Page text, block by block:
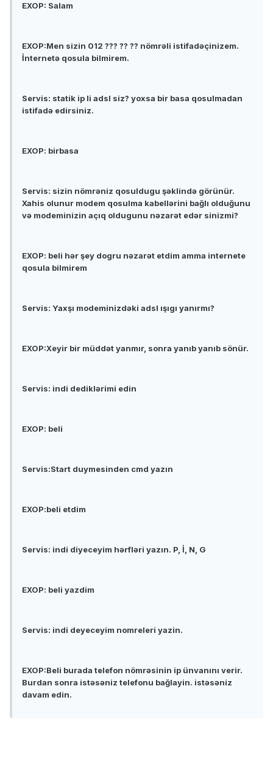
EXOP: Salam
EXOP:Men sizin 012 ??? ?? ?? nömrəli istifadəçinizem.
İnternetə qosula bilmirem.
Servis: statik ip li adsl siz? yoxsa bir basa qosulmadan
istifadə edirsiniz.
EXOP: birbasa
Servis: sizin nömrəniz qosuldugu şəklində görünür.
Xahis olunur modem qosulma kabellərini bağlı olduğunu
və modeminizin açıq oldugunu nəzarət edər sinizmi?
EXOP: beli hər şey dogru nəzarət etdim amma internete
qosula bilmirem
Servis: Yaxşı modeminizdəki adsl ışıgı yanırmı?
EXOP:Xeyir bir müddət yanmır, sonra yanıb yanıb sönür.
Servis: indi dediklərimi edin
EXOP: beli
Servis:Start duymesinden cmd yazın
EXOP:beli etdim
Servis: indi diyeceyim hərfləri yazın. P, İ, N, G
EXOP: beli yazdim
Servis: indi deyeceyim nomreleri yazin.
EXOP:Beli burada telefon nömrəsinin ip ünvanını verir.
Burdan sonra istəsəniz telefonu bağlayin. istəsəniz
davam edin.